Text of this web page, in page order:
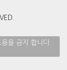
을 금지 합니다.